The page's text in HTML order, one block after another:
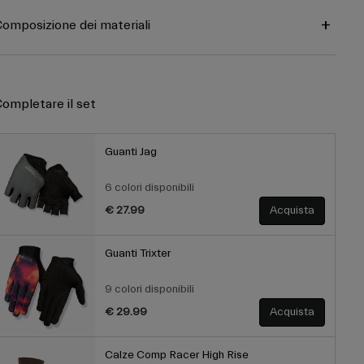
dei materiali
il set
Guanti Jag
6 colori disponibili
€ 27.99
Acquista
Guanti Trixter
9 colori disponibili
€ 29.99
Acquista
Calze Comp Racer High Rise